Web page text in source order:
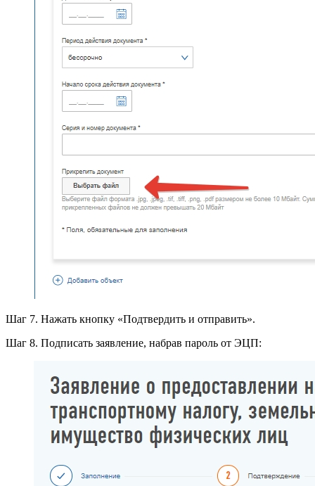
Шаг 7. Нажать кнопку «Подтвердить и отправить».
Шаг 8. Подписать заявление, набрав пароль от ЭЦП: